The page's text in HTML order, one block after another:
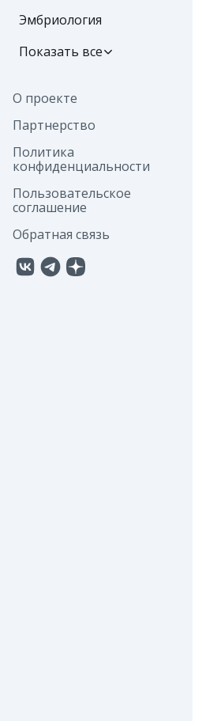
Эмбриология
Показать все
О проекте
Партнерство
Политика
конфиденциальности
Пользовательское
соглашение
Обратная связь